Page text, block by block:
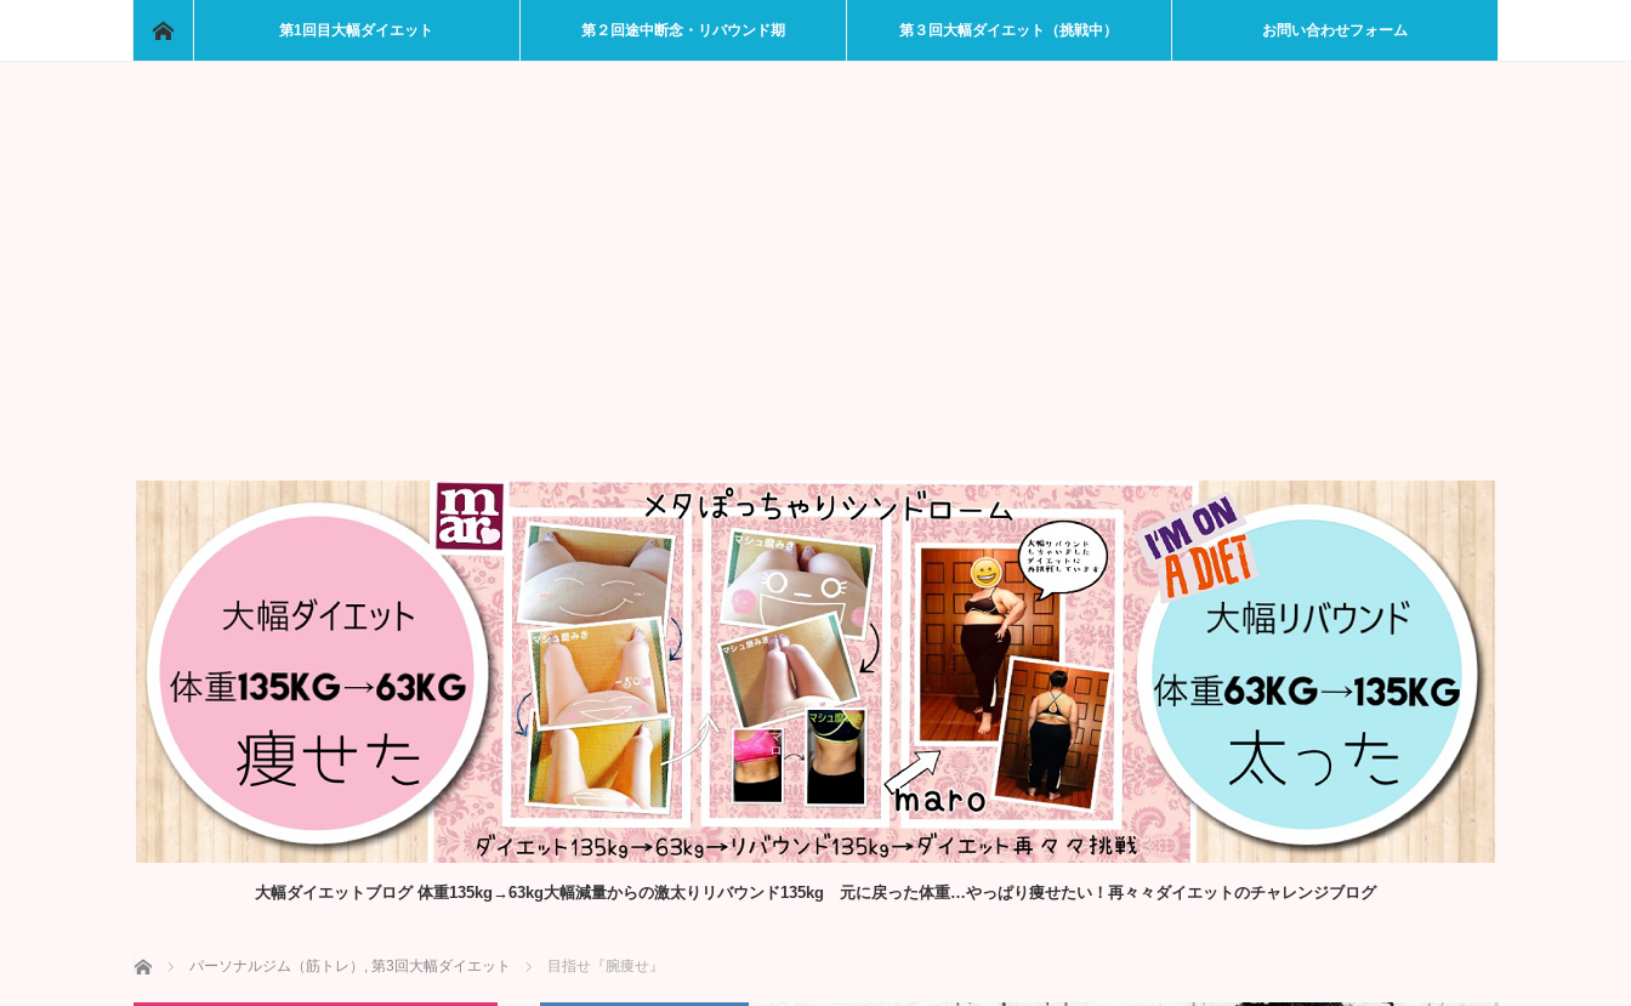
第1回目大幅ダイエット 第２回途中断念・リバウンド期 第３回大幅ダイエット（挑戦中） お問い合わせフォーム
大幅ダイエットブログ 体重135kg→63kg大幅減量からの激太りリバウンド135kg 元に戻った体重…やっぱり痩せたい！再々々ダイエットのチャレンジブログ
ホーム パーソナルジム（筋トレ） , 第3回大幅ダイエット 目指せ『腕痩せ』